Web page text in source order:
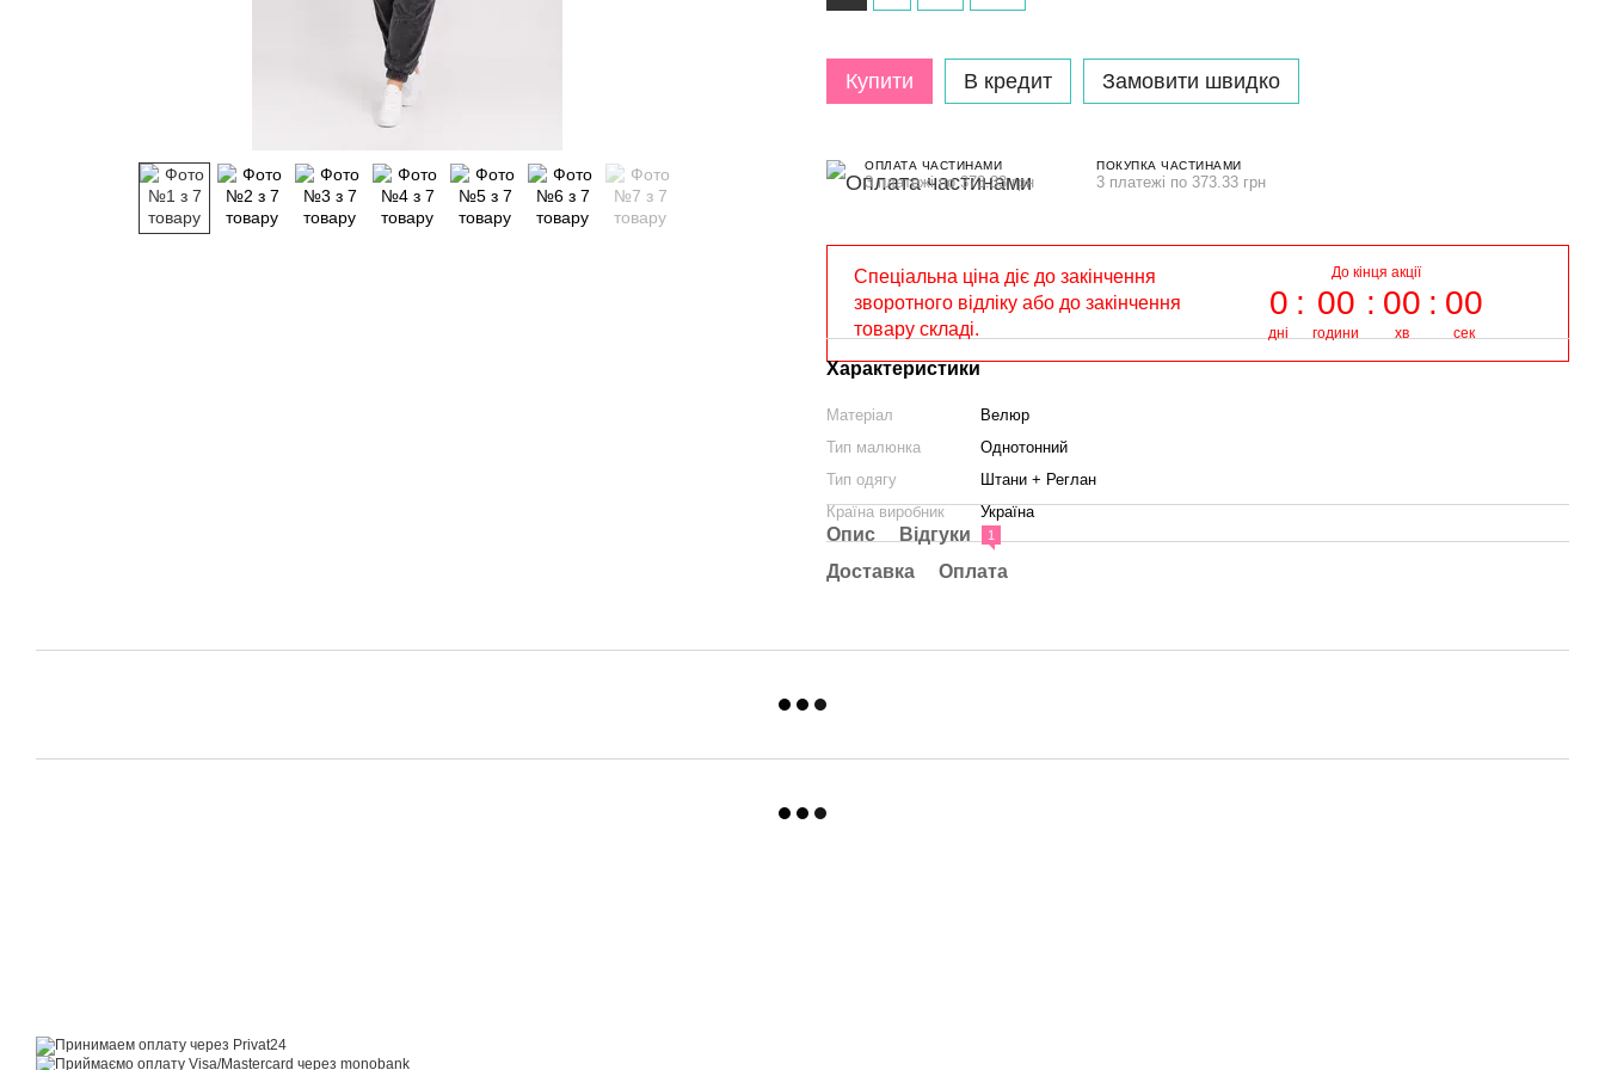
Купити В кредит Замовити швидко
ОПЛАТА ЧАСТИНАМИ
3 платежі по 373.33 грн
ПОКУПКА ЧАСТИНАМИ
3 платежі по 373.33 грн
Спеціальна ціна діє до закінчення
зворотного відліку або до закінчення
товару складі.
До кінця акції
0
дні
00
години
00
хв
00
сек
Характеристики
Матеріал
Велюр
Тип малюнка
Однотонний
Тип одягу
Штани + Реглан
Країна виробник
Україна
Опис Відгуки 1
Доставка Оплата